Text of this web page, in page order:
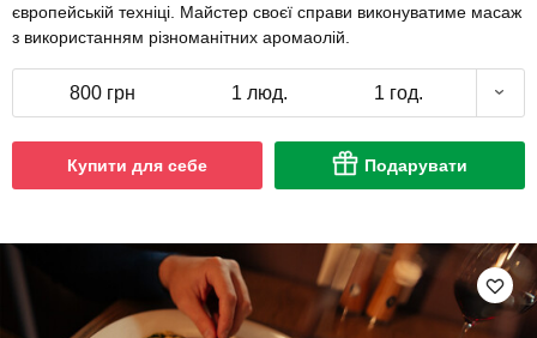
європейській техніці. Майстер своєї справи виконуватиме масаж
з використанням різноманітних аромаолій.
800 грн 1 люд. 1 год.
Купити для себе Подарувати